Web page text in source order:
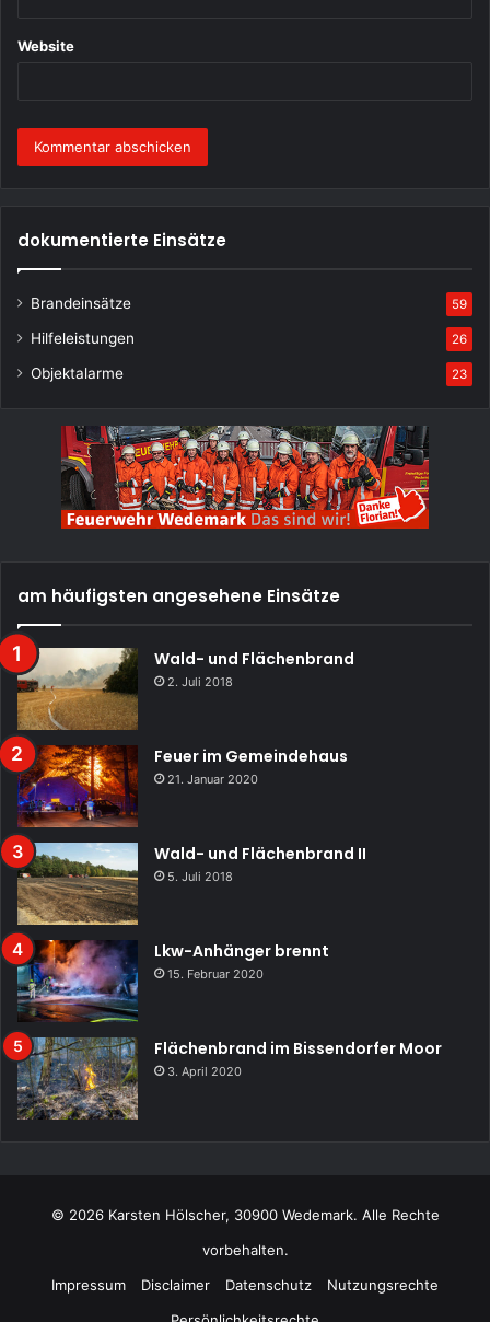
Website
dokumentierte Einsätze
Brandeinsätze 59
Hilfeleistungen 26
Objektalarme 23
am häufigsten angesehene Einsätze
Wald- und Flächenbrand
2. Juli 2018
Feuer im Gemeindehaus
21. Januar 2020
Wald- und Flächenbrand II
5. Juli 2018
Lkw-Anhänger brennt
15. Februar 2020
Flächenbrand im Bissendorfer Moor
3. April 2020
© 2026 Karsten Hölscher, 30900 Wedemark. Alle Rechte
vorbehalten.
Impressum
Disclaimer Datenschutz
Nutzungsrechte